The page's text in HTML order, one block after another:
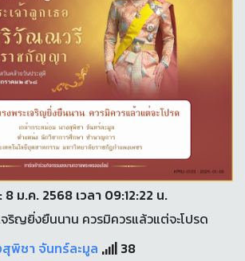
8 ม.ค. 2568 เวลา 09:12:22 น.
จริญยิ่งยืนนาน ควรมิควรแล้วแต่จะโปรด
สุพิชา จันทร์ละมูล
38